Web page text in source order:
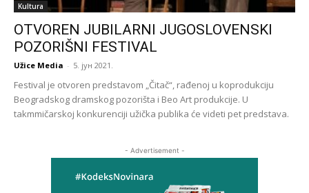
Kultura
OTVOREN JUBILARNI JUGOSLOVENSKI
POZORIŠNI FESTIVAL
Užice Media - 5. јун 2021.
Festival je otvoren predstavom „Čitač“, rađenoj u koprodukciju
Beogradskog dramskog pozorišta i Beo Art produkcije. U
takmmičarskoj konkurenciji užička publika će videti pet predstava.
- Advertisement -